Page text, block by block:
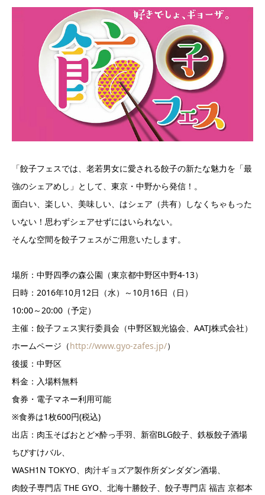
「餃子フェスでは、老若男女に愛される餃子の新たな魅力を「最
強のシェアめし」として、東京・中野から発信！。
面白い、楽しい、美味しい、はシェア（共有）しなくちゃもった
いない！思わずシェアせずにはいられない。
そんな空間を餃子フェスがご用意いたします。
場所：中野四季の森公園（東京都中野区中野4-13）
日時：2016年10月12日（水）～10月16日（日）
10:00～20:00（予定）
主催：餃子フェス実行委員会（中野区観光協会、AATJ株式会社）
ホームページ（http://www.gyo-zafes.jp/）
後援：中野区
料金：入場料無料
食券・電子マネー利用可能
※食券は1枚600円(税込)
出店：肉玉そばおとど×酔っ手羽、新宿BLG餃子、鉄板餃子酒場
ちびすけバル、
WASH1N TOKYO、肉汁ギョズア製作所ダンダダン酒場、
肉餃子専門店 THE GYO、北海十勝餃子、餃子専門店 福吉 京都本